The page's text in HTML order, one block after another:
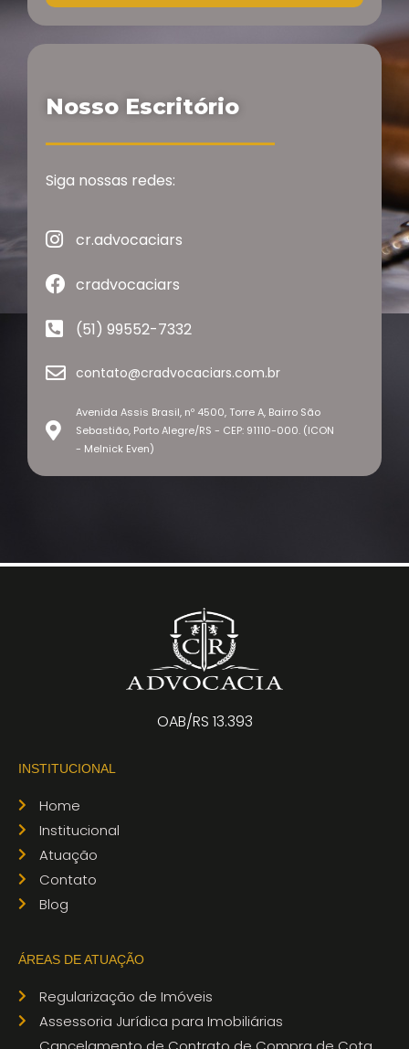
Nosso Escritório
Siga nossas redes:
cr.advocaciars
cradvocaciars
(51) 99552-7332
contato@cradvocaciars.com.br
Avenida Assis Brasil, nº 4500, Torre A, Bairro São
Sebastião, Porto Alegre/RS - CEP: 91110-000. (ICON
- Melnick Even)
OAB/RS 13.393
INSTITUCIONAL
Home
Institucional
Atuação
Contato
Blog
ÁREAS DE ATUAÇÃO
Regularização de Imóveis
Assessoria Jurídica para Imobiliárias